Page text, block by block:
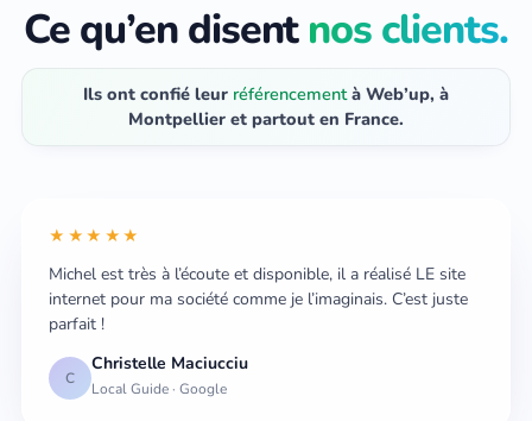
Ce qu’en disentnos clients.
Ils ont confié leur référencementà Web’up, à
Montpellier et partout en France.
★★★★★
Michel est très à l’écoute et disponible, il a réalisé LE site
internet pour ma société comme je l’imaginais. C’est juste
parfait !
C
Christelle Maciucciu
Local Guide · Google